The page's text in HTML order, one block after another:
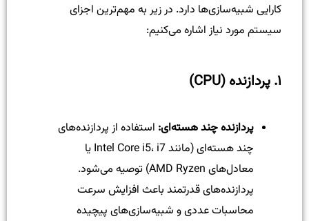
کارایی شبیه‌سازی‌ها دارد. در زیر به مهم‌ترین اجزای
سیستم مورد نیاز اشاره می‌کنیم:
۱. پردازنده (CPU)
پردازنده چند هسته‌ای: استفاده از پردازنده‌های
چند هسته‌ای (مانند Intel Core i5، i7 یا
معادل‌های AMD Ryzen) توصیه می‌شود.
پردازنده‌های قدرتمند باعث افزایش سرعت
محاسبات عددی و شبیه‌سازی‌های پیچیده